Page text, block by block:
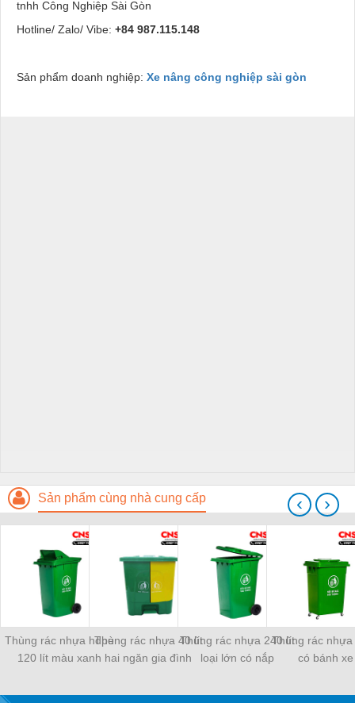
tnhh Công Nghiệp Sài Gòn
Hotline/ Zalo/ Vibe: +84 987.115.148
Sản phẩm doanh nghiệp: Xe nâng công nghiệp sài gòn
Sản phẩm cùng nhà cung cấp
Thùng rác nhựa hdpe
120 lít màu xanh
Thùng rác nhựa 40 lít
hai ngăn gia đình
Thùng rác nhựa 240 lít
loại lớn có nắp
Thùng rác nhựa
có bánh xe
‹ ›